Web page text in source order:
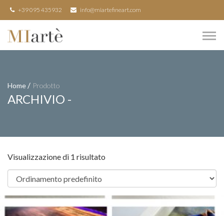
+39 095 435932 info@miartefineart.com
Home / Prodotto
ARCHIVIO -
Visualizzazione di 1 risultato